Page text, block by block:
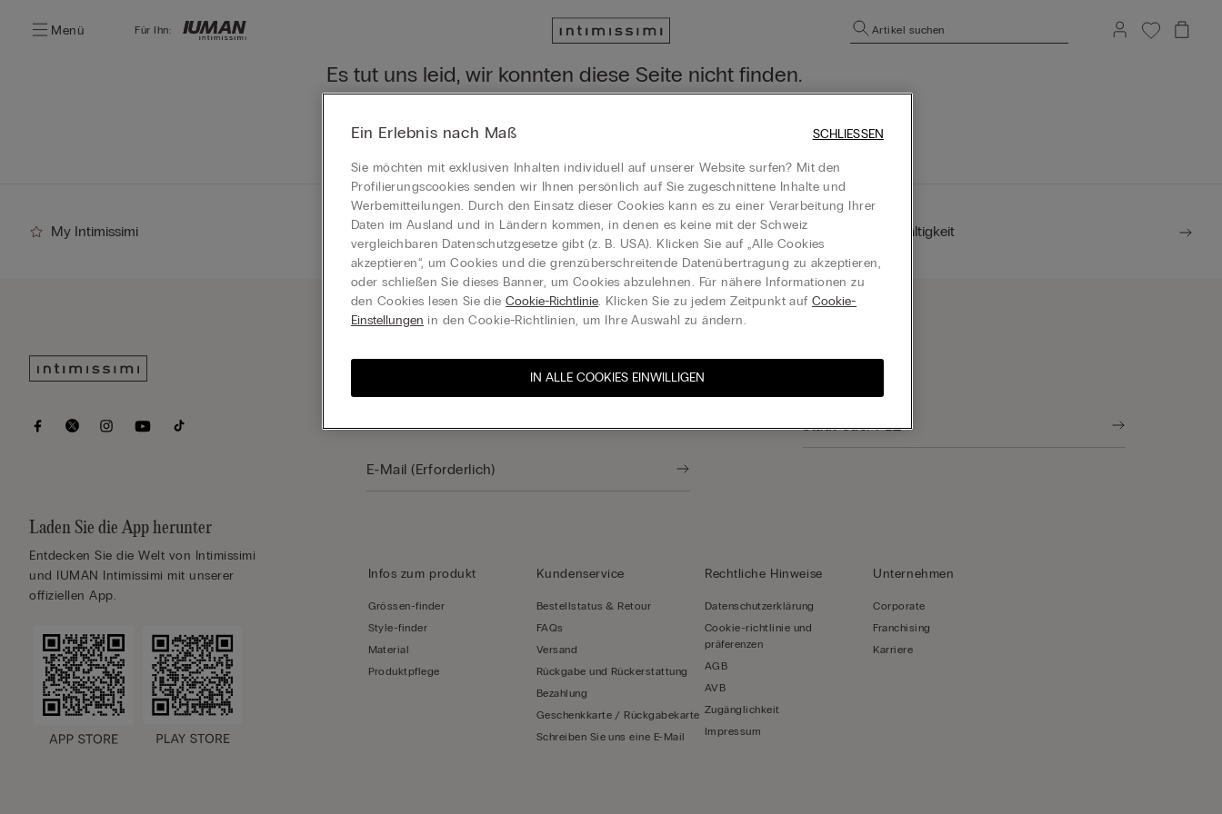
Menü Für Ihn: Artikel suchen
Es tut uns leid, wir konnten diese Seite nicht finden.
My Intimissimi Geschenkkarte Nachhaltigkeit
Laden Sie die App herunter
Entdecken Sie die Welt von Intimissimi
und IUMAN Intimissimi mit unserer
offiziellen App.
Abonnieren Sie den Newsletter, um über
Neuheiten und Sonderangebote auf dem
Infos zum produkt
Grössen-finder
Style-finder
Material
Produktpflege
Kundenservice
Bestellstatus & Retour
FAQs
Versand
Rückgabe und Rückerstattung
Bezahlung
Geschenkkarte / Rückgabekarte
Schreiben Sie uns eine E-Mail
Rechtliche Hinweise
Datenschutzerklärung
Cookie-richtlinie und
präferenzen
AGB
AVB
Zugänglichkeit
Impressum
Unternehmen
Corporate
Franchising
Karriere
Ein Erlebnis nach Maß
Sie möchten mit exklusiven Inhalten individuell auf unserer Website surfen? Mit den
Profilierungscookies senden wir Ihnen persönlich auf Sie zugeschnittene Inhalte und
Werbemitteilungen. Durch den Einsatz dieser Cookies kann es zu einer Verarbeitung Ihrer
Daten im Ausland und in Ländern kommen, in denen es keine mit der Schweiz
vergleichbaren Datenschutzgesetze gibt (z. B. USA). Klicken Sie auf „Alle Cookies
akzeptieren“, um Cookies und die grenzüberschreitende Datenübertragung zu akzeptieren,
oder schließen Sie dieses Banner, um Cookies abzulehnen. Für nähere Informationen zu
den Cookies lesen Sie dieCookie-Richtlinie. Klicken Sie zu jedem Zeitpunkt aufCookie-
Einstellungen in den Cookie-Richtlinien, um Ihre Auswahl zu ändern.
IN ALLE COOKIES EINWILLIGEN
SCHLIESSEN